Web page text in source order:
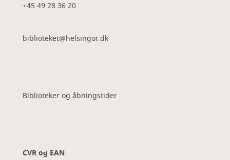
+45 49 28 36 20
biblioteket@helsingor.dk
Biblioteker og åbningstider
CVR og EAN